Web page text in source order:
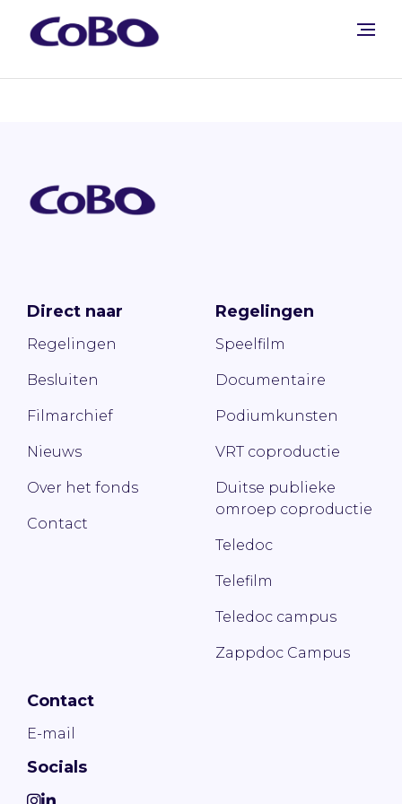
Direct naar
Regelingen
Besluiten
Filmarchief
Nieuws
Over het fonds
Contact
Regelingen
Speelfilm
Documentaire
Podiumkunsten
VRT coproductie
Duitse publieke
omroep coproductie
Teledoc
Telefilm
Teledoc campus
Zappdoc Campus
Contact
E-mail
Socials